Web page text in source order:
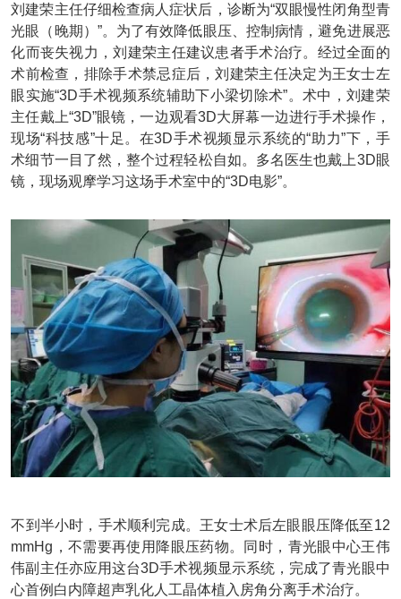
刘建荣主任仔细检查病人症状后，诊断为“双眼慢性闭角型青
光眼（晚期）”。为了有效降低眼压、控制病情，避免进展恶
化而丧失视力，刘建荣主任建议患者手术治疗。经过全面的
术前检查，排除手术禁忌症后，刘建荣主任决定为王女士左
眼实施“3D手术视频系统辅助下小梁切除术”。术中，刘建荣
主任戴上“3D”眼镜，一边观看3D大屏幕一边进行手术操作，
现场“科技感”十足。在3D手术视频显示系统的“助力”下，手
术细节一目了然，整个过程轻松自如。多名医生也戴上3D眼
镜，现场观摩学习这场手术室中的“3D电影”。
不到半小时，手术顺利完成。王女士术后左眼眼压降低至12
mmHg，不需要再使用降眼压药物。同时，青光眼中心王伟
伟副主任亦应用这台3D手术视频显示系统，完成了青光眼中
心首例白内障超声乳化人工晶体植入房角分离手术治疗。